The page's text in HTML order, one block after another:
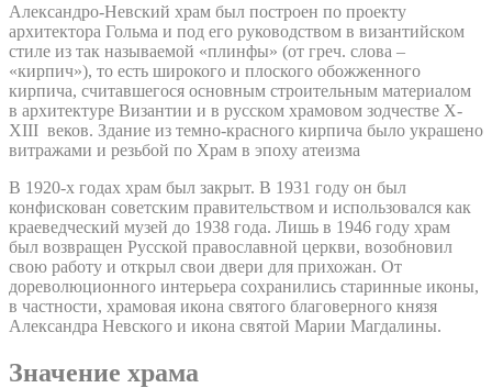
Александро-Невский храм был построен по проекту
архитектора Гольма и под его руководством в византийском
стиле из так называемой «плинфы» (от греч. слова –
«кирпич»), то есть широкого и плоского обожженного
кирпича, считавшегося основным строительным материалом
в архитектуре Византии и в русском храмовом зодчестве X-
XIII веков. Здание из темно-красного кирпича было украшено
витражами и резьбой по Храм в эпоху атеизма
В 1920-х годах храм был закрыт. В 1931 году он был
конфискован советским правительством и использовался как
краеведческий музей до 1938 года. Лишь в 1946 году храм
был возвращен Русской православной церкви, возобновил
свою работу и открыл свои двери для прихожан. От
дореволюционного интерьера сохранились старинные иконы,
в частности, храмовая икона святого благоверного князя
Александра Невского и икона святой Марии Магдалины.
Значение храма